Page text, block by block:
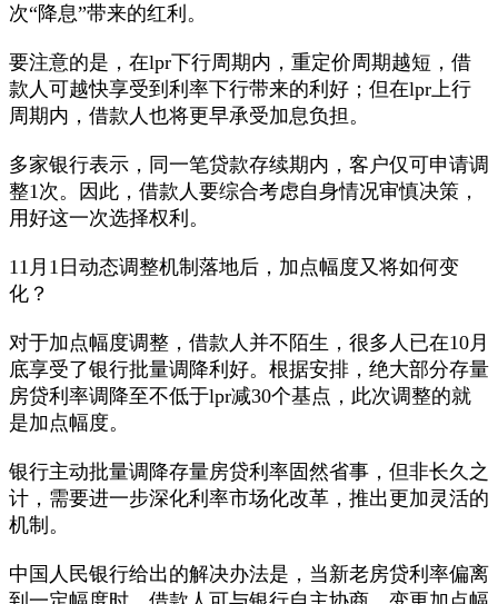
次“降息”带来的红利。
要注意的是，在lpr下行周期内，重定价周期越短，借
款人可越快享受到利率下行带来的利好；但在lpr上行
周期内，借款人也将更早承受加息负担。
多家银行表示，同一笔贷款存续期内，客户仅可申请调
整1次。因此，借款人要综合考虑自身情况审慎决策，
用好这一次选择权利。
11月1日动态调整机制落地后，加点幅度又将如何变
化？
对于加点幅度调整，借款人并不陌生，很多人已在10月
底享受了银行批量调降利好。根据安排，绝大部分存量
房贷利率调降至不低于lpr减30个基点，此次调整的就
是加点幅度。
银行主动批量调降存量房贷利率固然省事，但非长久之
计，需要进一步深化利率市场化改革，推出更加灵活的
机制。
中国人民银行给出的解决办法是，当新老房贷利率偏离